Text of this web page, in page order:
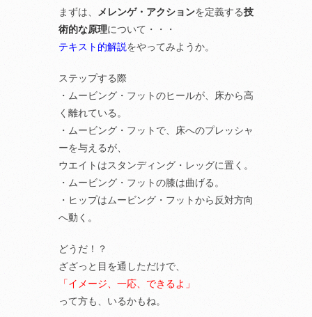
まずは、 メレンゲ・アクションを定義する技
術的な原理について・・・
テキスト的解説をやってみようか。
ステップする際
・ムービング・フットのヒールが、床から高
く離れている。
・ムービング・フットで、床へのプレッシャ
ーを与えるが、
ウエイトはスタンディング・レッグに置く。
・ムービング・フットの膝は曲げる。
・ヒップはムービング・フットから反対方向
へ動く。
どうだ！？
ざざっと目を通しただけで、
「イメージ、一応、できるよ」
って方も、いるかもね。